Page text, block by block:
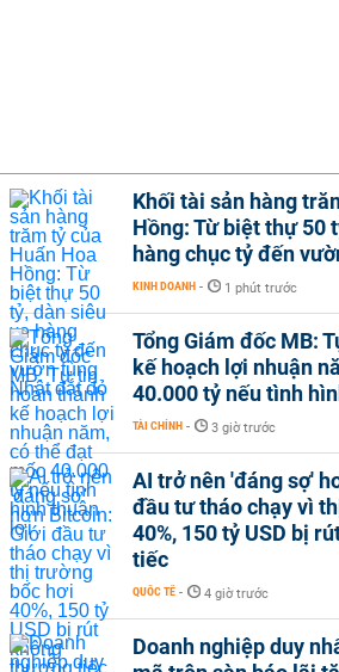
Khối tài sản hàng
Hồng: Từ biệt thự 50
hàng chục tỷ đến
KINH DOANH - 1 phút trước
Tổng Giám đốc MB:
kế hoạch lợi nhuận
40.000 tỷ nếu tình
TÀI CHÍNH - 3 giờ trước
AI trở nên 'đáng sợ'
đầu tư tháo chạy vì
40%, 150 tỷ USD bị
tiếc
QUỐC TẾ - 4 giờ trước
Doanh nghiệp duy